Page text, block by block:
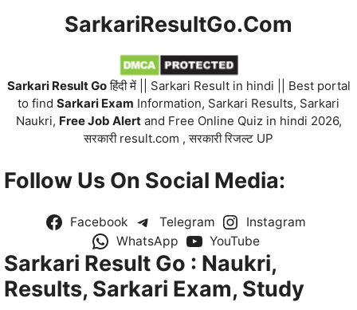
SarkariResultGo.com
Sarkari Result Goहिंदी में || Sarkari Result in hindi || Best portal
to find Sarkari Exam Information, Sarkari Results, Sarkari
Naukri, Free Job Alertand Free Online Quiz in hindi 2026,
सरकारी result.com , सरकारी रिजल्‍ट UP
Follow Us On Social Media:
Facebook Telegram
Instagram
WhatsApp
YouTube
Sarkari Result Go : Naukri,
Results, Sarkari Exam, Study